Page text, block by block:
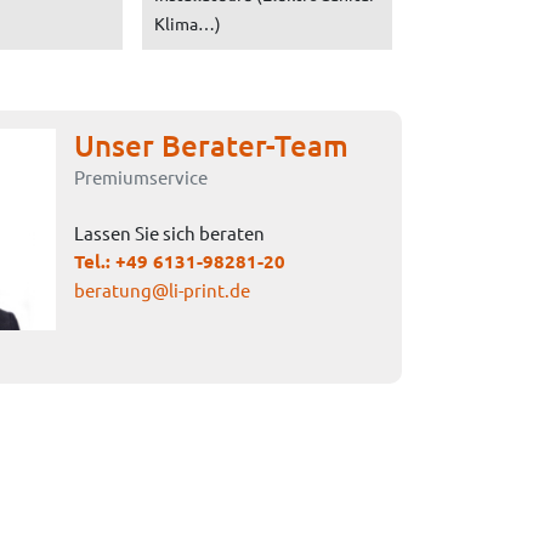
Klima…)
Unser Berater-Team
Premiumservice
Lassen Sie sich beraten
Tel.: +49 6131-98281-20
beratung@li-print.de